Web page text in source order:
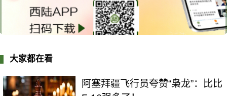
大家都在看
阿塞拜疆飞行员夸赞“枭龙”：比比